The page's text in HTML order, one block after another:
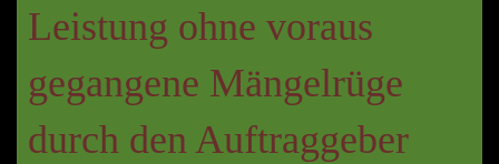
Leistung ohne voraus
gegangene Mängelrüge
durch den Auftraggeber